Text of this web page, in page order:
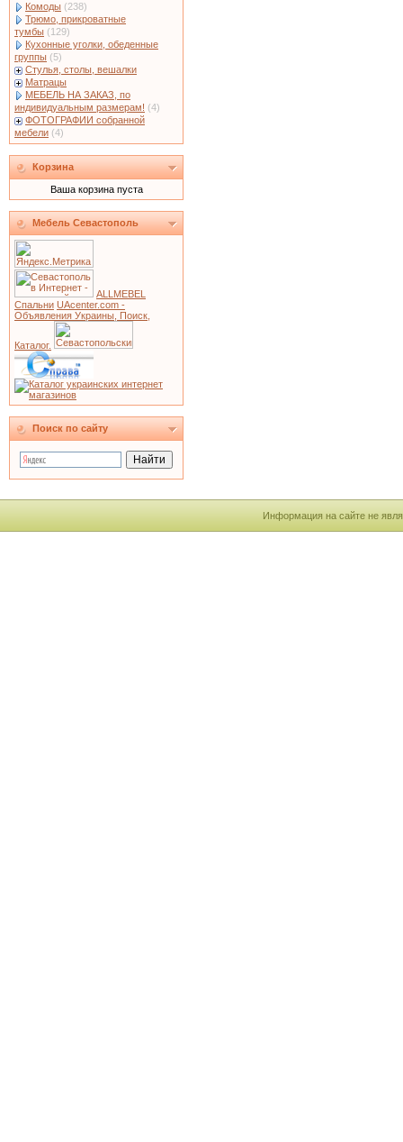
Комоды (238)
Трюмо, прикроватные
тумбы (129)
Кухонные уголки, обеденные
группы (5)
Стулья, столы, вешалки
Матрацы
МЕБЕЛЬ НА ЗАКАЗ, по
индивидуальным размерам! (4)
ФОТОГРАФИИ собранной
мебели (4)
Корзина
Ваша корзина пуста
Мебель Севастополь
ALLMEBEL
Спальни UAcenter.com -
Объявления Украины, Поиск,
Каталог.
Поиск по сайту
Информация на сайте не